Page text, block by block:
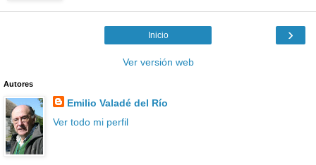
›
Inicio
Ver versión web
Autores
Emilio Valadé del Río
Ver todo mi perfil